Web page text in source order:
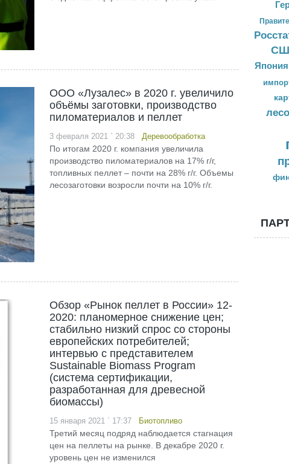
ООО «Лузалес» в 2020 г. увеличило
объёмы заготовки, производство
пиломатериалов и пеллет
3 февраля 2021 ` 20:38 Деревообработка
По итогам 2020 г. компания увеличила
производство пиломатериалов на 17% г/г,
топливных пеллет – почти на 28% г/г. Объемы
лесозаготовки возросли почти на 10% г/г.
Обзор «Рынок пеллет в России» 12-
2020: планомерное снижение цен;
стабильно низкий спрос со стороны
европейских потребителей;
интервью с представителем
Sustainable Biomass Program
(система сертификации,
разработанная для древесной
биомассы)
15 января 2021 ` 17:37 Биотопливо
Третий месяц подряд наблюдается стагнация
цен на пеллеты на рынке. В декабре 2020 г.
уровень цен не изменился
Япония